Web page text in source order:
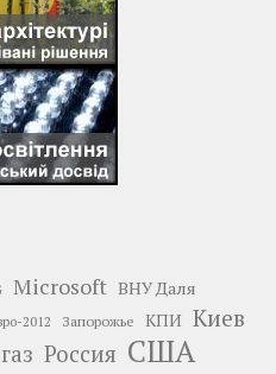
Microsoft ВНУ Даля
2012 Запорожье КПИ Киев
Россия США